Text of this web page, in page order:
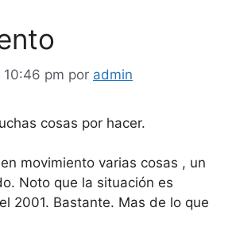
10:46 pm por admin
cosas por hacer.
movimiento varias cosas , un
Noto que la situación es
2001. Bastante. Mas de lo que